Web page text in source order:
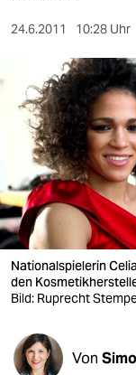
kultur
berlin
nord
wahrheit
verlag
verlag
veranstaltungen
shop
fragen & hilfe
24.6.2011 10:28 Uhr
Nationalspielerin
den
Bild: Ruprecht
Von